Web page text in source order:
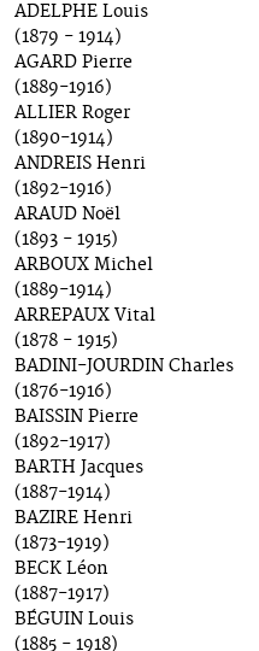
ADELPHE Louis
(1879 - 1914)
AGARD Pierre
(1889-1916)
ALLIER Roger
(1890-1914)
ANDREIS Henri
(1892-1916)
ARAUD Noël
(1893 - 1915)
ARBOUX Michel
(1889-1914)
ARREPAUX Vital
(1878 - 1915)
BADINI-JOURDIN Charles
(1876-1916)
BAISSIN Pierre
(1892-1917)
BARTH Jacques
(1887-1914)
BAZIRE Henri
(1873-1919)
BECK Léon
(1887-1917)
BÉGUIN Louis
(1885 - 1918)